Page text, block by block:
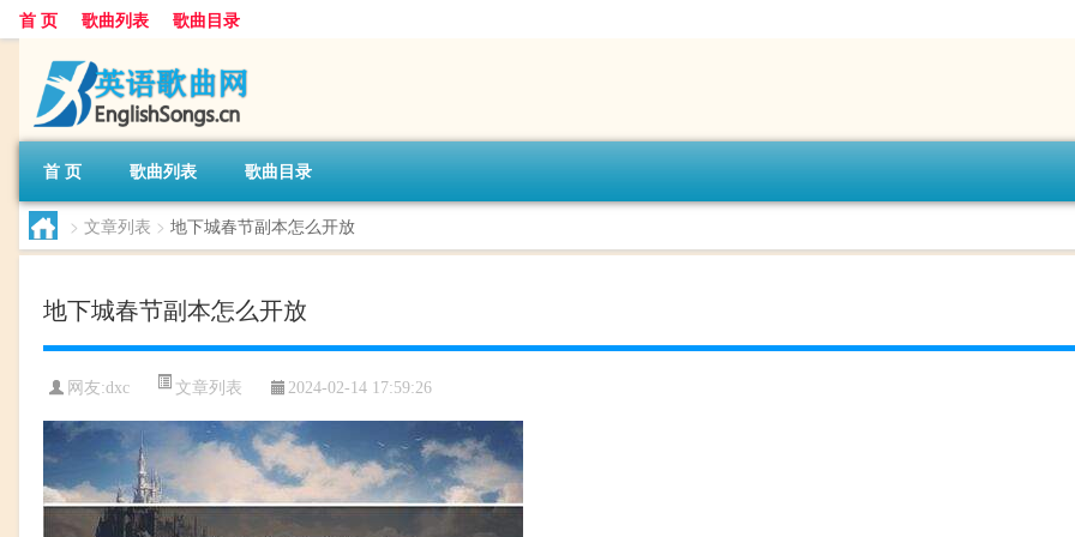
首 页 歌曲列表 歌曲目录
首 页 歌曲列表 歌曲目录
> 文章列表 > 地下城春节副本怎么开放
地下城春节副本怎么开放
网友:dxc 文章列表 2024-02-14 17:59:26